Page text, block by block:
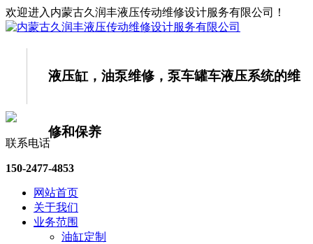
欢迎进入内蒙古久润丰液压传动维修设计服务有限公司！
液压缸，油泵维修，泵车罐车液压系统的维
修和保养
联系电话
150-2477-4853
网站首页
关于我们
业务范围
油缸定制